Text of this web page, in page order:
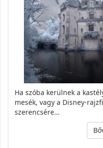
Ha szóba kerülnek a
mesék, vagy a Disney-
szerencsére…